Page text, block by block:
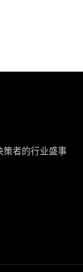
策者的行业盛事